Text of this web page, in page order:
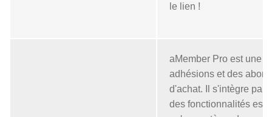
le lien !
aMember Pro est une
adhésions et des
d'achat. Il s'intègre
des fonctionnalités